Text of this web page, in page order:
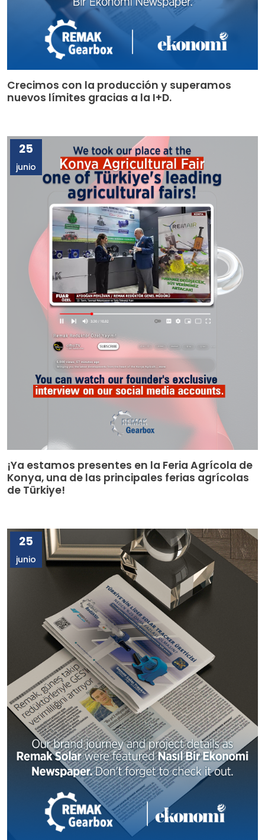
Crecimos con la producción y superamos
nuevos límites gracias a la I+D.
25
junio
¡Ya estamos presentes en la Feria Agrícola de
Konya, una de las principales ferias agrícolas
de Türkiye!
25
junio